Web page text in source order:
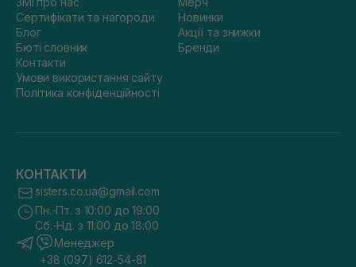
Сертифікати та нагороди
Блог
Бюті словник
Контакти
Умови використання сайту
Політика конфіденційності
Новинки
Акції та знижки
Бренди
КОНТАКТИ
sisters.co.ua@gmail.com
Пн.-Пт. з 10:00 до 19:00
Сб.-Нд. з 11:00 до 18:00
Менеджер
+38 (097) 612-54-81